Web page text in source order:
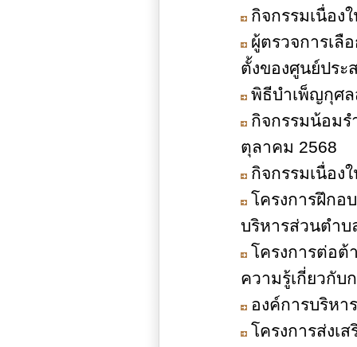
กิจกรรมเนื่อง
ผู้ตรวจการเลื
ตั้งของศูนย์ประ
พิธีบำเพ็ญกุศล
กิจกรรมน้อมร
ตุลาคม 2568
กิจกรรมเนื่อง
โครงการฝึกอ
บริหารส่วนตำบ
โครงการต่อต้
ความรู้เกี่ยวกับ
องค์การบริห
โครงการส่งเ